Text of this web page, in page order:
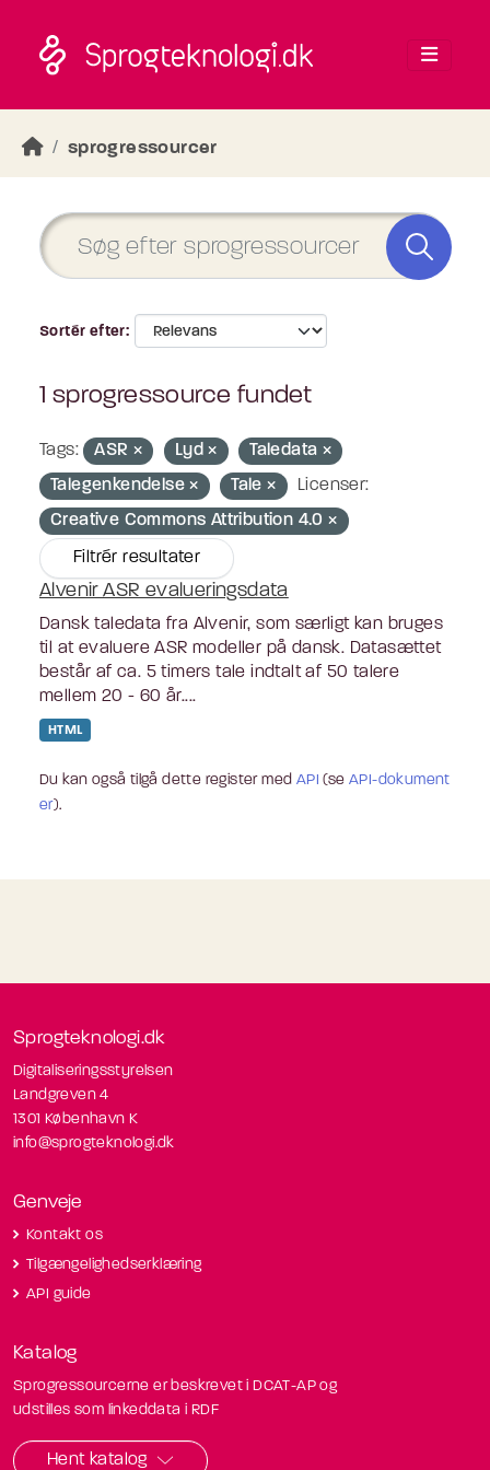
sprogressourcer
Sortér efter
1 sprogressource fundet
Tags: ASR Lyd
Taledata
Talegenkendelse
Tale
Licenser:
Creative Commons Attribution 4.0
Filtrér resultater
Alvenir ASR evalueringsdata
Dansk taledata fra Alvenir, som særligt kan bruges
til at evaluere ASR modeller på dansk. Datasættet
består af ca. 5 timers tale indtalt af 50 talere
mellem 20 - 60 år....
HTML
Du kan også tilgå dette register med API (seAPI-dokument
er).
Sprogteknologi.dk
Digitaliseringsstyrelsen
Landgreven 4
1301 København K
info@sprogteknologi.dk
Genveje
Kontakt os
Tilgængelighedserklæring
API guide
Katalog
Sprogressourcerne er beskrevet i DCAT-AP og
udstilles som linkeddata i RDF
Hent katalog